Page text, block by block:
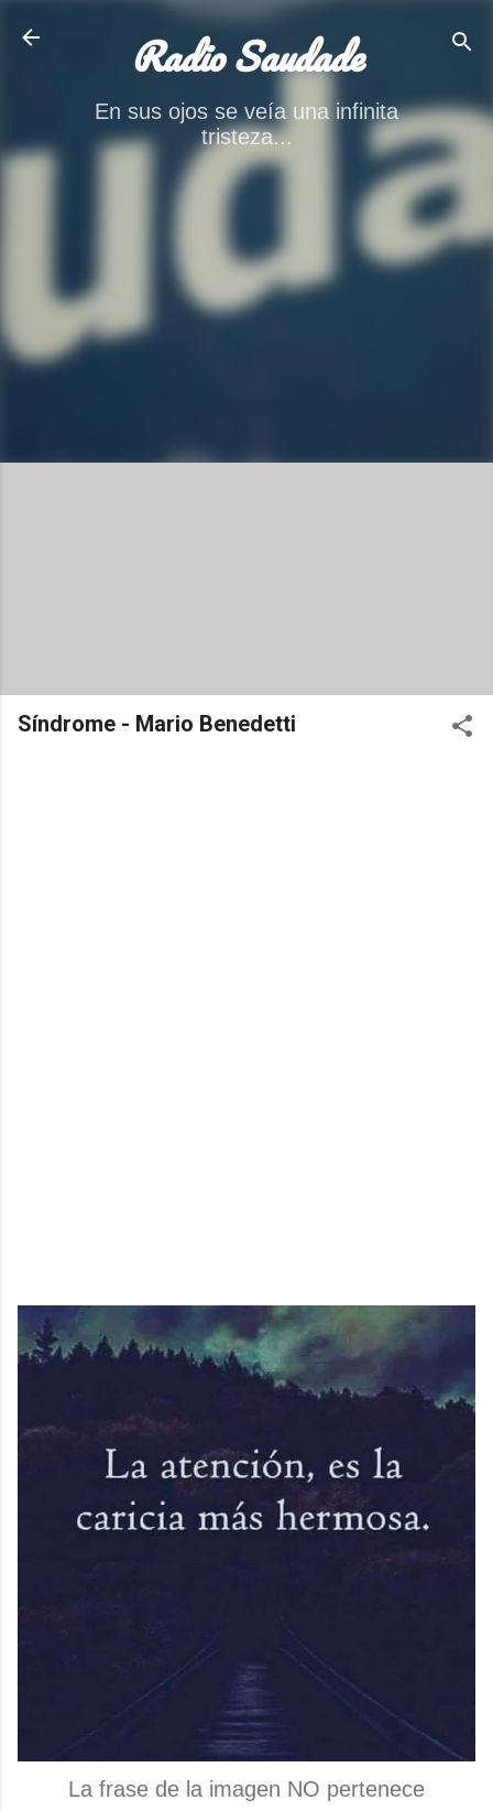
Radio Saudade
En sus ojos se veía una infinita
tristeza...
Síndrome - Mario Benedetti
La frase de la imagen NO pertenece